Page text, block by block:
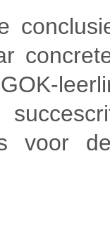
voor